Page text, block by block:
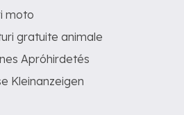
moto
gratuite animale
Apróhirdetés
Kleinanzeigen